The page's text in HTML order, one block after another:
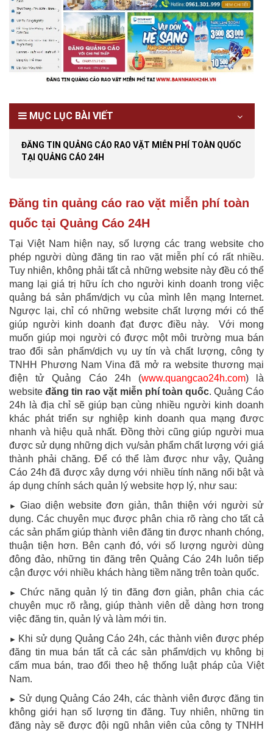
MỤC LỤC BÀI VIẾT
ĐĂNG TIN QUẢNG CÁO RAO VẶT MIỄN PHÍ TOÀN QUỐC
TẠI QUẢNG CÁO 24H
Đăng tin quảng cáo rao vặt miễn phí toàn
quốc tại Quảng Cáo 24H
Tại Việt Nam hiện nay, số lượng các trang website cho
phép người dùng đăng tin rao vặt miễn phí có rất nhiều.
Tuy nhiên, không phải tất cả những website này đều có thể
mang lại giá trị hữu ích cho người kinh doanh trong việc
quảng bá sản phẩm/dịch vụ của mình lên mạng Internet.
Ngược lại, chỉ có những website chất lượng mới có thể
giúp người kinh doanh đạt được điều này. Với mong
muốn giúp mọi người có được một môi trường mua bán
trao đổi sản phẩm/dịch vụ uy tín và chất lượng, công ty
TNHH Phương Nam Vina đã mở ra website thương mại
điện tử Quảng Cáo 24h (www.quangcao24h.com) là
websiteđăng tin rao vặt miễn phí toàn quốc. Quảng Cáo
24h là địa chỉ sẽ giúp bạn cùng nhiều người kinh doanh
khác phát triển sự nghiệp kinh doanh qua mạng được
nhanh và hiệu quả nhất. Đồng thời cũng giúp người mua
được sử dụng những dịch vụ/sản phẩm chất lượng với giá
thành phải chăng. Để có thể làm được như vậy, Quảng
Cáo 24h đã được xây dựng với nhiều tính năng nổi bật và
áp dụng chính sách quản lý website hợp lý, như sau:
►Giao diện website đơn giản, thân thiện với người sử
dụng. Các chuyên mục được phân chia rõ ràng cho tất cả
các sản phẩm giúp thành viên đăng tin được nhanh chóng,
thuận tiện hơn. Bên cạnh đó, với số lượng người dùng
đông đảo, những tin đăng trên Quảng Cáo 24h luôn tiếp
cận được với nhiều khách hàng tiềm năng trên toàn quốc.
► Chức năng quản lý tin đăng đơn giản, phân chia các
chuyên mục rõ rằng, giúp thành viên dễ dàng hơn trong
việc đăng tin, quản lý và làm mới tin.
► Khi sử dụng Quảng Cáo 24h, các thành viên được phép
đăng tin mua bán tất cả các sản phẩm/dịch vụ không bị
cấm mua bán, trao đổi theo hệ thống luật pháp của Việt
Nam.
► Sử dụng Quảng Cáo 24h, các thành viên được đăng tin
không giới hạn số lượng tin đăng. Tuy nhiên, những tin
đăng này sẽ được đội ngũ nhân viên của công ty TNHH